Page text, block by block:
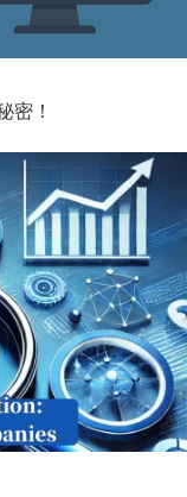
密！